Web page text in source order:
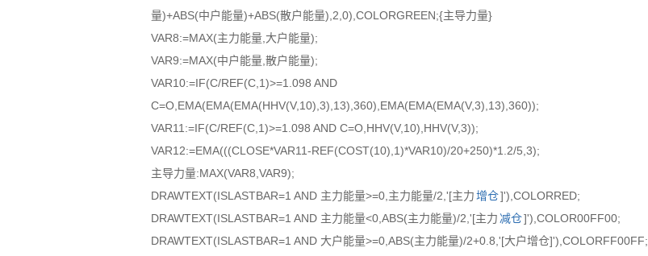
量)+ABS(中户能量)+ABS(散户能量),2,0),COLORGREEN;{主导力量}
VAR8:=MAX(主力能量,大户能量);
VAR9:=MAX(中户能量,散户能量);
VAR10:=IF(C/REF(C,1)>=1.098 AND
C=O,EMA(EMA(EMA(HHV(V,10),3),13),360),EMA(EMA(EMA(V,3),13),360));
VAR11:=IF(C/REF(C,1)>=1.098 AND C=O,HHV(V,10),HHV(V,3));
VAR12:=EMA(((CLOSE*VAR11-REF(COST(10),1)*VAR10)/20+250)*1.2/5,3);
主导力量:MAX(VAR8,VAR9);
DRAWTEXT(ISLASTBAR=1 AND 主力能量>=0,主力能量/2,'[主力增仓]'),COLORRED;
DRAWTEXT(ISLASTBAR=1 AND 主力能量<0,ABS(主力能量)/2,'[主力减仓]'),COLOR00FF00;
DRAWTEXT(ISLASTBAR=1 AND 大户能量>=0,ABS(主力能量)/2+0.8,'[大户增仓]'),COLORFF00FF;